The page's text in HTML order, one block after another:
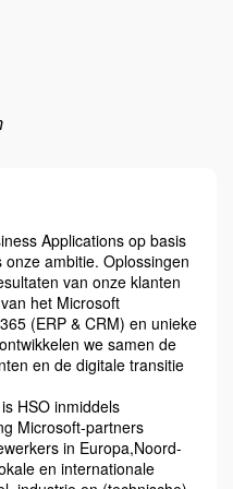
Applications op basis
ambitie. Oplossingen
van onze klanten
het Microsoft
(ERP & CRM) en unieke
we samen de
en de digitale transitie
HSO inmiddels
Microsoft-partners
in Europa,Noord-
en internationale